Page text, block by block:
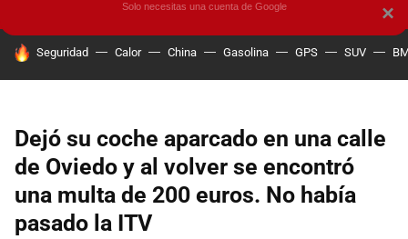
HOY SE HABLA DE
Seguridad Calor China Gasolina GPS SUV
Dejó su coche aparcado en una calle
de Oviedo y al volver se encontró
una multa de 200 euros. No había
pasado la ITV
×
Solo necesitas una cuenta de Google